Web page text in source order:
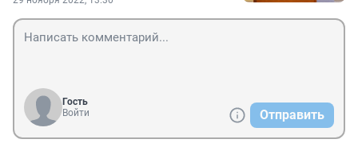
Гость
Войти
Отправить